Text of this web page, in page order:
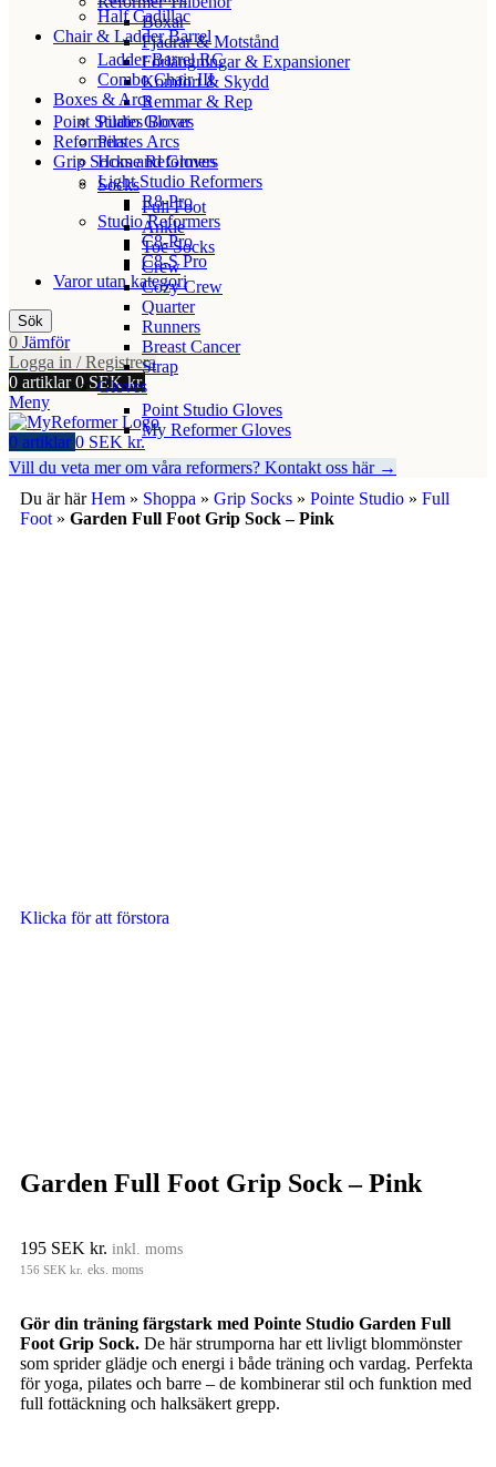
Boxar
Fjädrar & Motstånd
Förlängningar & Expansioner
Komfort & Skydd
Remmar & Rep
Point Studio Gloves
Reformers
Home Reformers
Light Studio Reformers
R8-Pro
Studio Reformers
C8-Pro
C8-S Pro
Varor utan kategori
Sök
0 Jämför
Logga in / Registrera
0 artiklar0 SEK kr.
Meny
0 artiklar0 SEK kr.
Half Cadillac
Chair & Ladder Barrel
Ladder Barrel RC
Combo Chair III
Boxes & Arcs
Pilates Boxar
Pilates Arcs
Grip Socks and Gloves
Socks
Full Foot
Ankle
Toe Socks
Crew
Cozy Crew
Quarter
Runners
Breast Cancer
Strap
Gloves
Point Studio Gloves
My Reformer Gloves
Vill du veta mer om våra reformers? Kontakt oss här →
Du är härHem » Shoppa » Grip Socks » Pointe Studio » Full
Foot » Garden Full Foot Grip Sock – Pink
Klicka för att förstora
Garden Full Foot Grip Sock – Pink
195 SEK kr. inkl. moms
156 SEK kr. eks. moms
Gör din träning färgstark med Pointe Studio Garden Full
Foot Grip Sock. De här strumporna har ett livligt blommönster
som sprider glädje och energi i både träning och vardag. Perfekta
för yoga, pilates och barre – de kombinerar stil och funktion med
full fot­täckning och halksäkert grepp.